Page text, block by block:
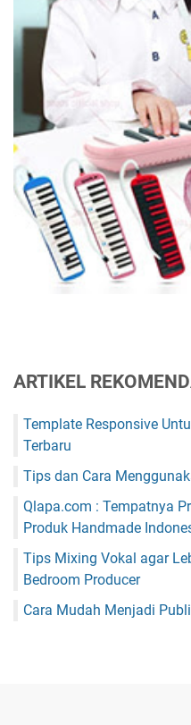
ARTIKEL
Template Responsive
Terbaru
Tips dan Cara
Qlapa.com : Tempatnya
Produk Handmade
Tips Mixing Vokal agar
Bedroom Producer
Cara Mudah Menjadi